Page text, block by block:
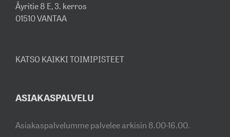
Äyritie 8 E, 3. kerros
01510 VANTAA
KATSO KAIKKI TOIMIPISTEET
ASIAKASPALVELU
Asiakaspalvelumme palvelee arkisin 8.00-16.00.